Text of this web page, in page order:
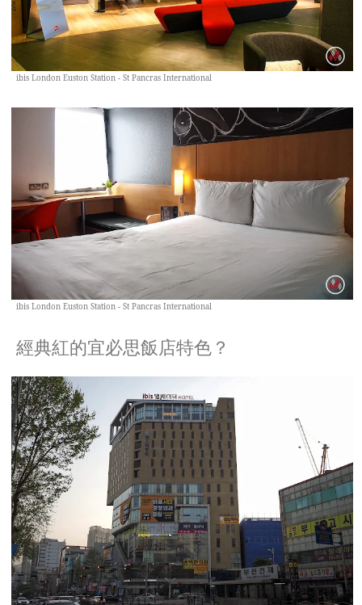
ibis London Euston Station - St Pancras International
ibis London Euston Station - St Pancras International
經典紅的宜必思飯店特色？